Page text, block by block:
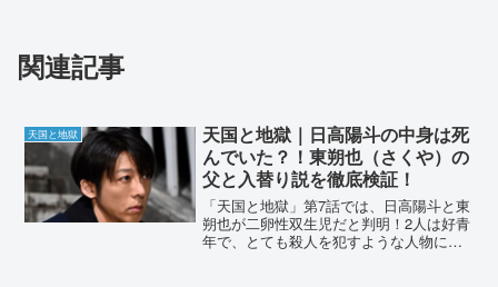
関連記事
天国と地獄
天国と地獄｜日高陽斗の中身は死
んでいた？！東朔也（さくや）の
父と入替り説を徹底検証！
「天国と地獄」第7話では、日高陽斗と東
朔也が二卵性双生児だと判明！2人は好青
年で、とても殺人を犯すような人物に思